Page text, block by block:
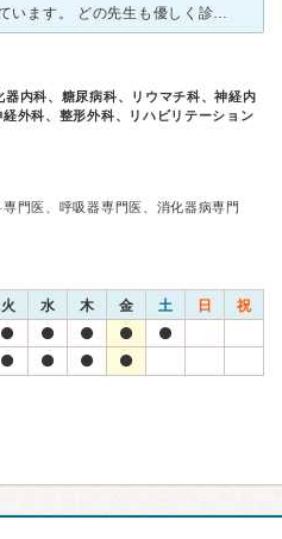
内科や整形外科でお世話になっています。 どの先生も優しく診察してくれるので安心です。 看護師さんは、ベテランの方が多いような気がしますが、 いつもテキパキと仕事をこなしている感じです。 リハビ
内科、糖尿病科、リウマチ科、神経内
外科、整形外科、リハビリテーション
門医、呼吸器専門医、消化器病専門
火 水 木 金 土 日 祝